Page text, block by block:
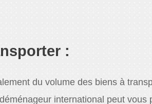
:
du volume des biens à
international peut vous